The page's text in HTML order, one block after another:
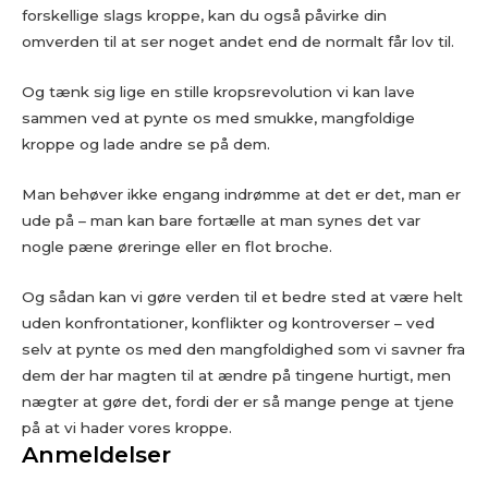
forskellige slags kroppe, kan du også påvirke din
omverden til at ser noget andet end de normalt får lov til.
Og tænk sig lige en stille kropsrevolution vi kan lave
sammen ved at pynte os med smukke, mangfoldige
kroppe og lade andre se på dem.
Man behøver ikke engang indrømme at det er det, man er
ude på – man kan bare fortælle at man synes det var
nogle pæne øreringe eller en flot broche.
Og sådan kan vi gøre verden til et bedre sted at være helt
uden konfrontationer, konflikter og kontroverser – ved
selv at pynte os med den mangfoldighed som vi savner fra
dem der har magten til at ændre på tingene hurtigt, men
nægter at gøre det, fordi der er så mange penge at tjene
på at vi hader vores kroppe.
Anmeldelser